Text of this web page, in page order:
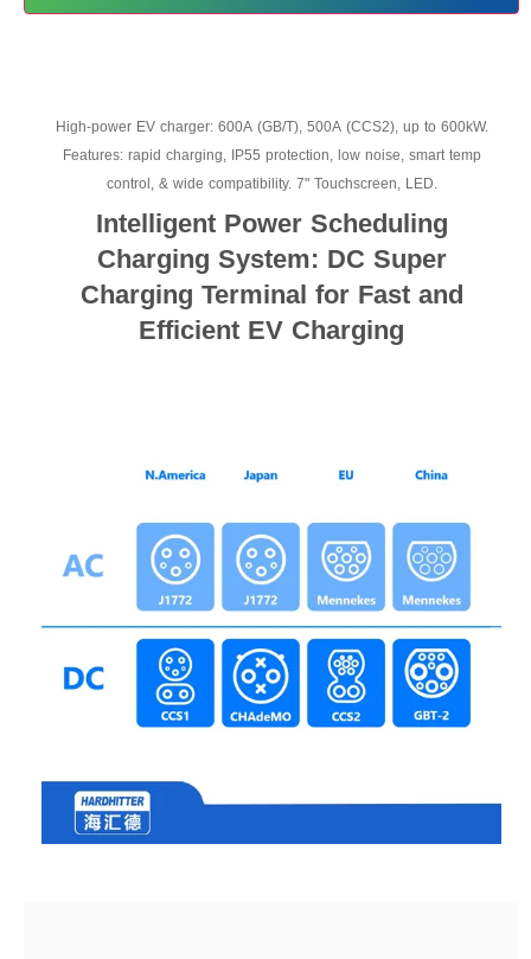
High-power EV charger: 600A (GB/T), 500A (CCS2), up to 600kW.
Features: rapid charging, IP55 protection, low noise, smart temp
control, & wide compatibility. 7" Touchscreen, LED.
Intelligent Power Scheduling
Charging System: DC Super
Charging Terminal for Fast and
Efficient EV Charging